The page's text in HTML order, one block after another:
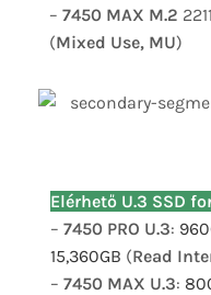
– 7450 MAX M.2
(Mixed Use, MU)
Elérhető U.3 SSD
– 7450 PRO U.3:
15,360GB (Read
– 7450 MAX U.3: